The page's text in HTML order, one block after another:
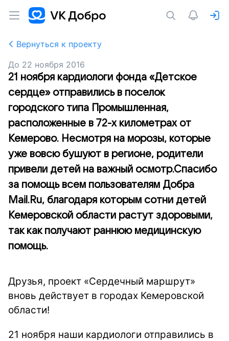
Вернуться к проекту
До 22 ноября 2016
21 ноября кардиологи фонда «Детское
сердце» отправились в поселок
городского типа Промышленная,
расположенные в 72-х километрах от
Кемерово. Несмотря на морозы, которые
уже вовсю бушуют в регионе, родители
привели детей на важный осмотр.Спасибо
за помощь всем пользователям Добра
Mail.Ru, благодаря которым сотни детей
Кемеровской области растут здоровыми,
так как получают раннюю медицинскую
помощь.
Друзья, проект «Сердечный маршрут»
вновь действует в городах Кемеровской
области!
21 ноября наши кардиологи отправились в